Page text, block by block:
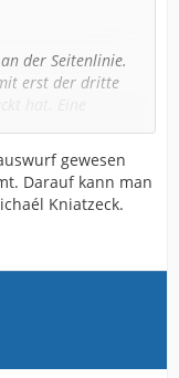
der Seitenlinie.
erst der dritte
hat. Eine
Co-Trainer Dani
die genauso
gewesen
Darauf kann man
Kniatzeck.